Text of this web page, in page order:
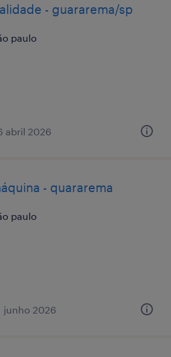
- guararema/sp
paulo
abril 2026
- quararema
paulo
junho 2026